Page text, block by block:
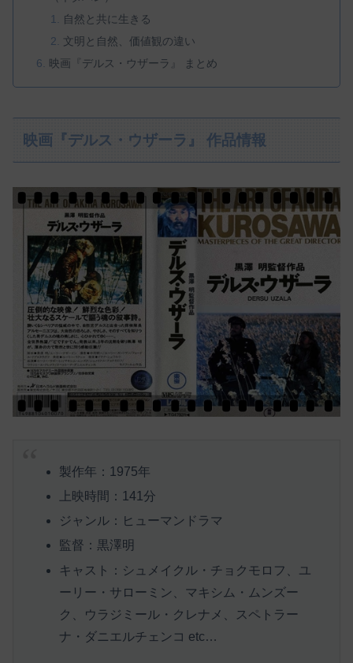
自然と共に生きる
文明と自然、価値観の違い
映画『デルス・ウザーラ』 まとめ
映画『デルス・ウザーラ』 作品情報
製作年：1975年
上映時間：141分
ジャンル：ヒューマンドラマ
監督：黒澤明
キャスト：シュメイクル・チョクモロフ、ユ
ーリー・サローミン、マキシム・ムンズー
ク、ウラジミール・クレナメ、スペトラー
ナ・ダニエルチェンコ etc…